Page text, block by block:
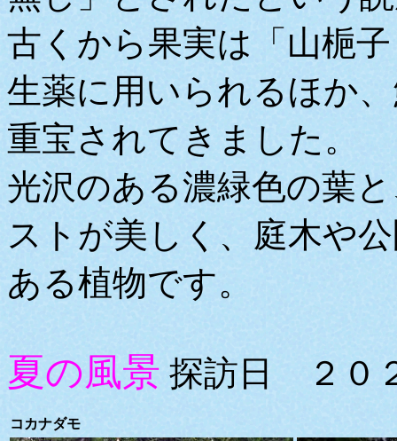
古くから果実は「山梔
生薬に用いられるほか
重宝されてきました。
光沢のある濃緑色の葉
ストが美しく、庭木や
ある植物です。
夏の風景 探訪日 ２０
コカナダモ